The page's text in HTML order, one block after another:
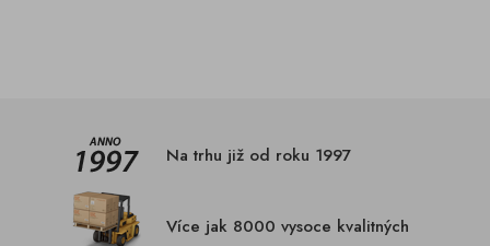
Na trhu již od roku 1997
Více jak 8000 vysoce kvalitných